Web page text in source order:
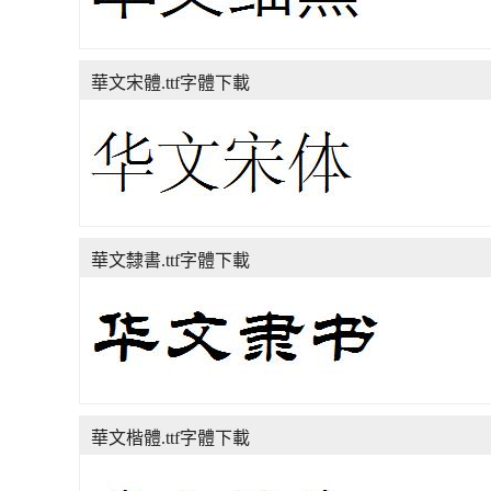
華文宋體.ttf字體下載
華文隸書.ttf字體下載
華文楷體.ttf字體下載